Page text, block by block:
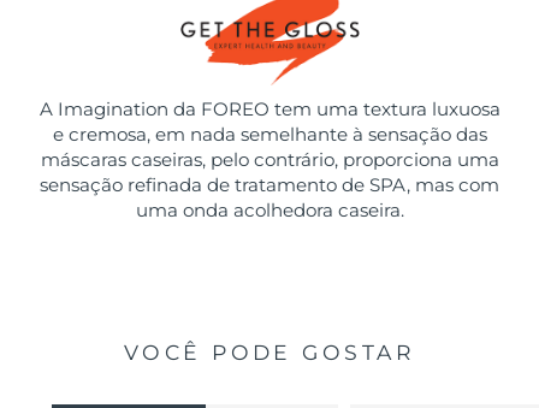
A Imagination da FOREO tem uma textura luxuosa
e cremosa, em nada semelhante à sensação das
máscaras caseiras, pelo contrário, proporciona uma
sensação refinada de tratamento de SPA, mas com
uma onda acolhedora caseira.
VOCÊ PODE GOSTAR